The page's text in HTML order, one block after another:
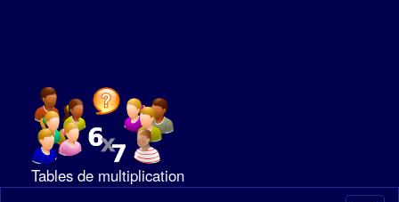
Tables de multiplication